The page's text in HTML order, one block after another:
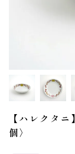
【ハレクタ
個〉